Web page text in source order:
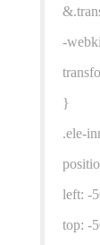
-
}
.ele-
left: -
top: -